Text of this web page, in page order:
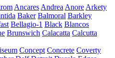
Ancares Andrea Anore Arkety
Baker Balmoral Barkley
Bellagio-1 Black Blancos
Brunswich Calacatta Calcutta
Concept Concrete Coverty